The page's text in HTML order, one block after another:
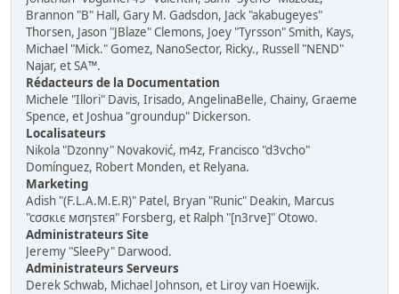
Brannon "B" Hall, Gary M. Gadsdon, Jack "akabugeyes"
Thorsen, Jason "JBlaze" Clemons, Joey "Tyrsson" Smith, Kays,
Michael "Mick." Gomez, NanoSector, Ricky., Russell "NEND"
Najar, et SA™.
Rédacteurs de la Documentation
Michele "Illori" Davis, Irisado, AngelinaBelle, Chainy, Graeme
Spence, et Joshua "groundup" Dickerson.
Localisateurs
Nikola "Dzonny" Novaković, m4z, Francisco "d3vcho"
Domínguez, Robert Monden, et Relyana.
Marketing
Adish "(F.L.A.M.E.R)" Patel, Bryan "Runic" Deakin, Marcus
"cσσкιє мσηѕтєя" Forsberg, et Ralph "[n3rve]" Otowo.
Administrateurs Site
Jeremy "SleePy" Darwood.
Administrateurs Serveurs
Derek Schwab, Michael Johnson, et Liroy van Hoewijk.